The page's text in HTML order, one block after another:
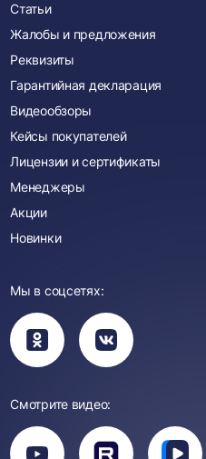
Статьи
Жалобы и предложения
Реквизиты
Гарантийная декларация
Видеообзоры
Кейсы покупателей
Лицензии и сертификаты
Менеджеры
Акции
Новинки
Мы в соцсетях:
Вы
перейдете
в
группу
Вы
перейдете
в
группу
Смотрите видео:
Вы
перейдете